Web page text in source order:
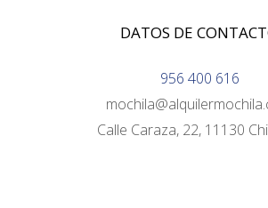
DATOS DE
956 400 616
Calle Caraza, 22, 11130